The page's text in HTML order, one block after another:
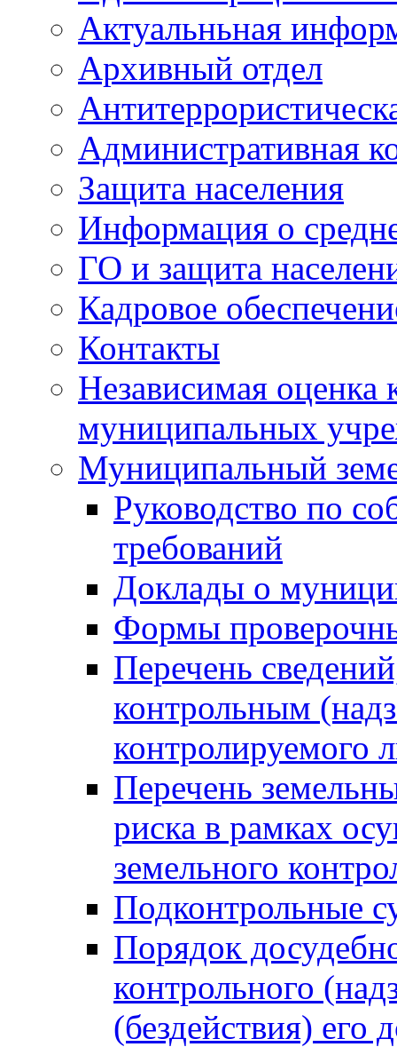
Актуальньная
Архивный отдел
Административная
Защита населения
Информация о
ГО и защита
Кадровое
Контакты
Независимая оценка
муниципальных
Муниципальный
Руководство по
требований
Доклады о
Формы
Перечень
контрольным
контролируемого
Перечень
риска в рамках
земельного
Подконтрольные
Порядок
контрольного
(бездействия)